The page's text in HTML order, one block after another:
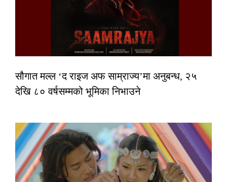
सौगात मल्ल ‘द राइज अफ साम्राज्य’मा अनुबन्ध, २५
देखि ८० वर्षसम्मको भूमिका निभाउने